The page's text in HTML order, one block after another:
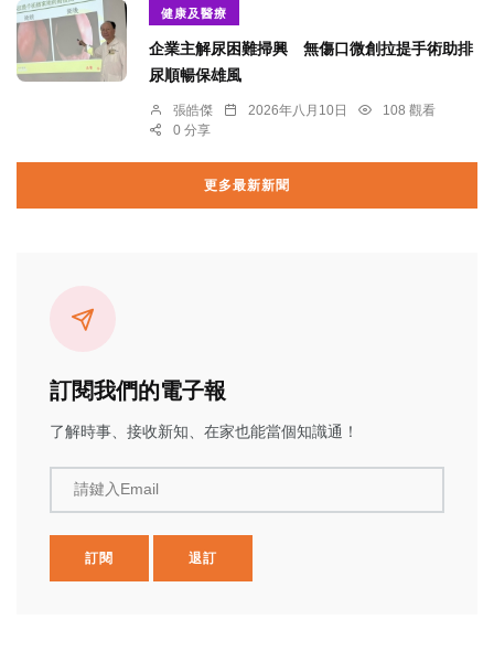
健康及醫療
企業主解尿困難掃興 無傷口微創拉提手術助排
尿順暢保雄風
張皓傑 2026年八月10日
108 觀看
0 分享
更多最新新聞
訂閱我們的電子報
了解時事、接收新知、在家也能當個知識通！
請鍵入Email
訂閱 退訂